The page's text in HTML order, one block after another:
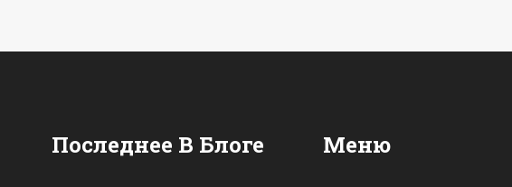
о
Последнее В Блоге Меню